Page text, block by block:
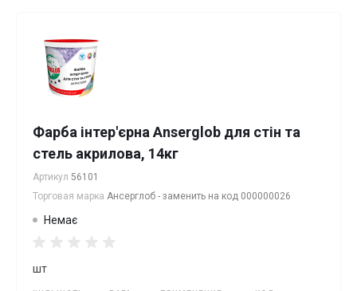
Фарба інтер'єрна Anserglob для стін та
стель акрилова, 14кг
Артикул 56101
Торговая марка Ансерглоб - заменить на код 000000026
Немає
шт